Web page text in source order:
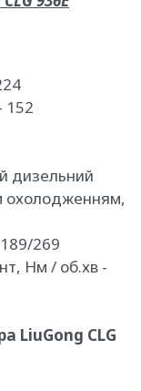
152
дизельний
охолодженням,
269
Нм / об.хв -
LiuGong CLG